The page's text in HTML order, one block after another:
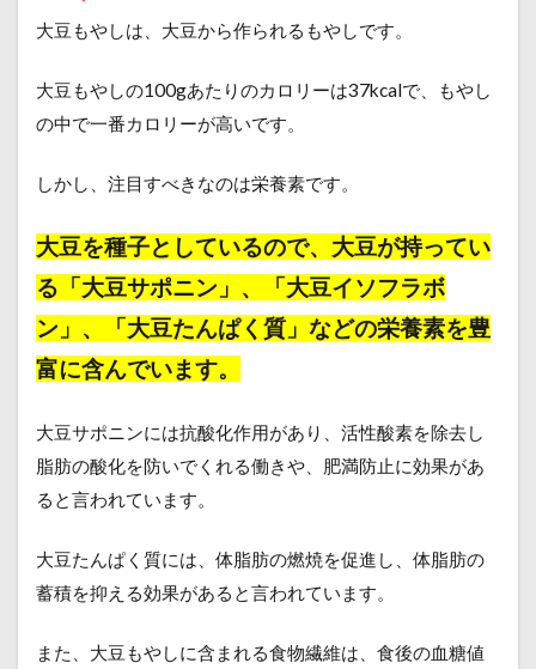
大豆もやしは、大豆から作られるもやしです。
大豆もやしの100gあたりのカロリーは37kcalで、もやし
の中で一番カロリーが高いです。
しかし、注目すべきなのは栄養素です。
大豆を種子としているので、大豆が持ってい
る「大豆サポニン」、「大豆イソフラボ
ン」、「大豆たんぱく質」などの栄養素を豊
富に含んでいます。
大豆サポニンには抗酸化作用があり、活性酸素を除去し
脂肪の酸化を防いでくれる働きや、肥満防止に効果があ
ると言われています。
大豆たんぱく質には、体脂肪の燃焼を促進し、体脂肪の
蓄積を抑える効果があると言われています。
また、大豆もやしに含まれる食物繊維は、食後の血糖値